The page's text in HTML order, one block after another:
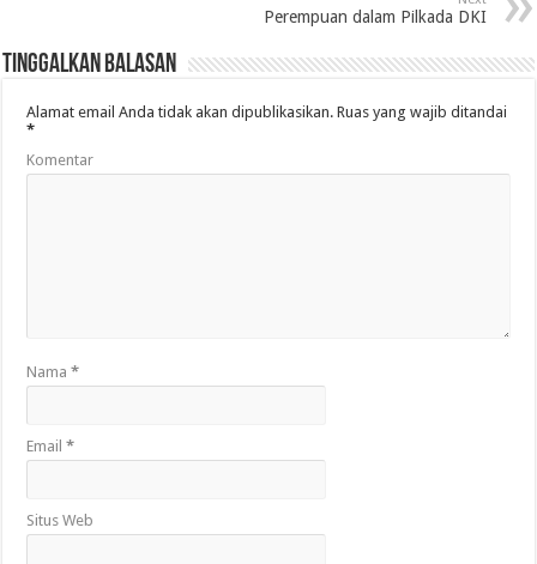
Perempuan dalam Pilkada DKI
Tinggalkan Balasan
Alamat email Anda tidak akan dipublikasikan. Ruas yang wajib ditandai
*
Komentar
Nama*
Email*
Situs Web